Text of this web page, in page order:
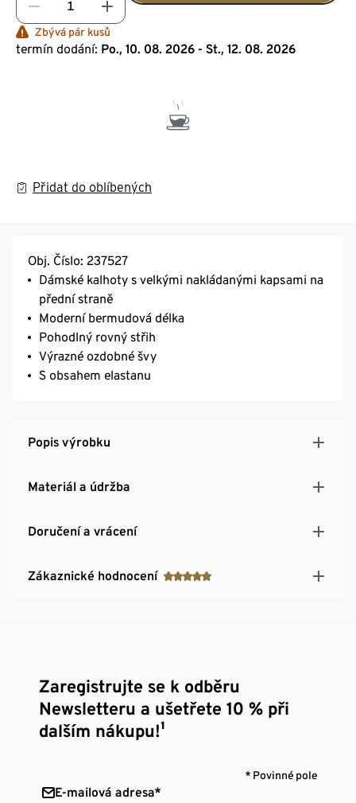
Zbývá pár kusů
termín dodání: Po., 10. 08. 2026 - St., 12. 08. 2026
Přidat do oblíbených
Obj. Číslo: 237527
Dámské kalhoty s velkými nakládanými kapsami na
přední straně
Moderní bermudová délka
Pohodlný rovný střih
Výrazné ozdobné švy
S obsahem elastanu
Popis výrobku
Materiál a údržba
Doručení a vrácení
Zákaznické hodnocení
Zaregistrujte se k odběru
Newsletteru a ušetřete 10 % při
dalším nákupu!¹
* Povinné pole
E-mailová adresa*